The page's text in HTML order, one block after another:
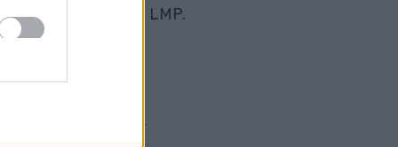
– írta az LMP.
kutatás szerint.